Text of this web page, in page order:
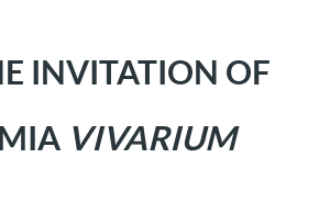
INVITATION OF
VIVARIUM